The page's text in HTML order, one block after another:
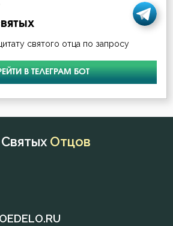
(Иванов)
(Путилов)
(Беляев)
святого отца по запросу
В ТЕЛЕГРАМ БОТ
Отцов